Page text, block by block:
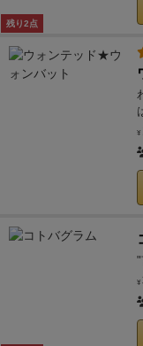
残り2点
¥
"
¥